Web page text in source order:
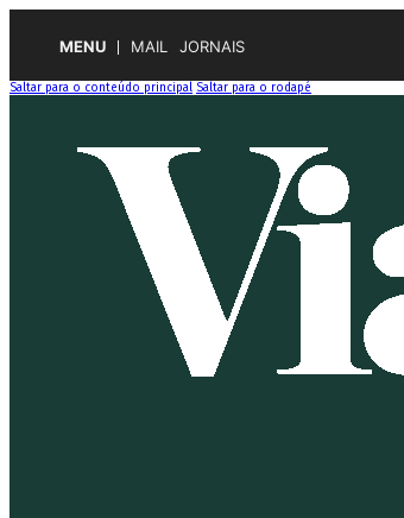
MENU MAIL JORNAIS
Saltar para o conteúdo principal Saltar para o rodapé